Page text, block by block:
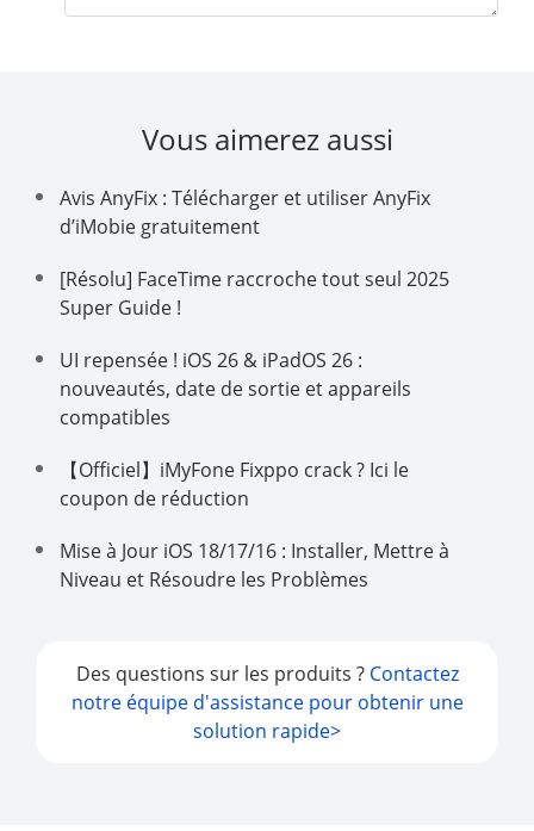
Vous aimerez aussi
Avis AnyFix : Télécharger et utiliser AnyFix
d’iMobie gratuitement
[Résolu] FaceTime raccroche tout seul 2025
Super Guide !
UI repensée ! iOS 26 & iPadOS 26 :
nouveautés, date de sortie et appareils
compatibles
【Officiel】iMyFone Fixppo crack ? Ici le
coupon de réduction
Mise à Jour iOS 18/17/16 : Installer, Mettre à
Niveau et Résoudre les Problèmes
Des questions sur les produits ? Contactez
notre équipe d'assistance pour obtenir une
solution rapide>